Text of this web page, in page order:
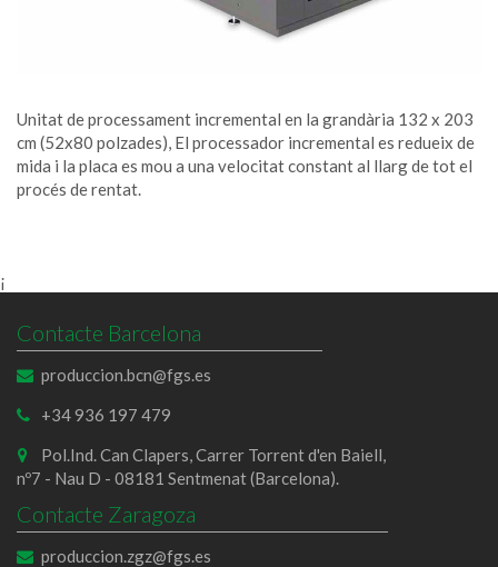
Unitat de processament incremental en la grandària 132 x 203
cm (52x80 polzades), El processador incremental es redueix de
mida i la placa es mou a una velocitat constant al llarg de tot el
procés de rentat.
¡
Contacte Barcelona
produccion.bcn@fgs.es
+34 936 197 479
Pol.Ind. Can Clapers, Carrer Torrent d'en Baiell,
nº7 - Nau D - 08181 Sentmenat (Barcelona).
Contacte Zaragoza
produccion.zgz@fgs.es